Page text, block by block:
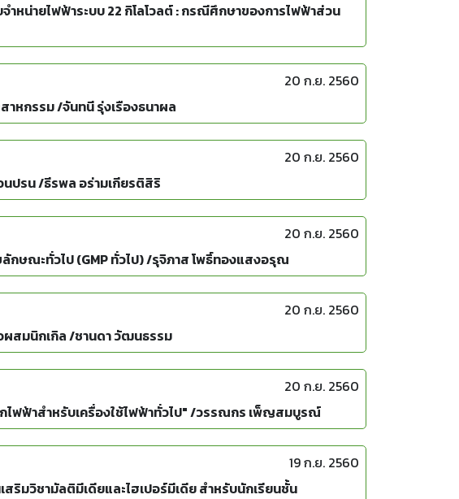
หน่ายไฟฟ้าระบบ 22 กิโลโวลต์ : กรณีศึกษาของการไฟฟ้าส่วน
20 ก.ย. 2560
หกรรม /จันทนี รุ่งเรืองธนาผล
20 ก.ย. 2560
ปรน /ธีรพล อร่ามเกียรติสิริ
20 ก.ย. 2560
ษณะทั่วไป (GMP ทั่วไป) /รุจิภาส โพธิ์ทองแสงอรุณ
20 ก.ย. 2560
สมนิกเกิล /ชานดา วัฒนธรรม
20 ก.ย. 2560
ไฟฟ้าสำหรับเครื่องใช้ไฟฟ้าทั่วไป" /วรรณกร เพ็ญสมบูรณ์
19 ก.ย. 2560
มวิชามัลติมีเดียและไฮเปอร์มีเดีย สำหรับนักเรียนชั้น